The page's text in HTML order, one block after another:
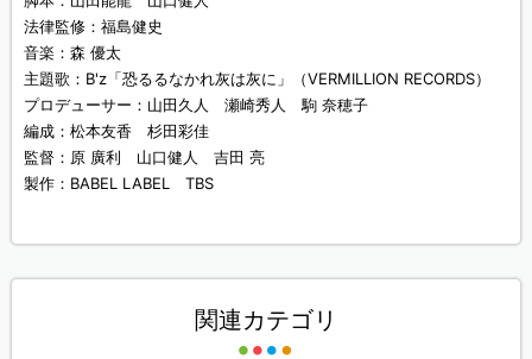
法律監修：福島健史
音楽：森 優太
主題歌：B'z「恐るるなかれ灰は灰に」（VERMILLION RECORDS）
プロデューサー：山田久人 瀬崎秀人 駒 奈穂子
編成：松本友香 杉田彩佳
監督：原 廣利 山口健人 吉田 亮
製作：BABEL LABEL TBS
関連カテゴリ